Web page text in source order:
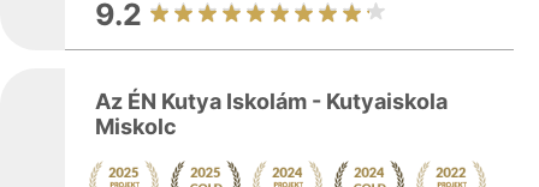
9.2
Az ÉN Kutya Iskolám - Kutyaiskola
Miskolc